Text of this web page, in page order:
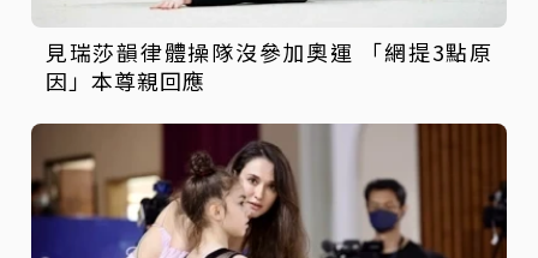
見瑞莎韻律體操隊沒參加奧運 「網提3點原
因」本尊親回應